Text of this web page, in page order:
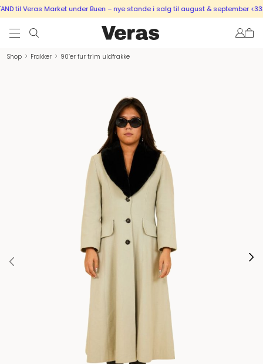
til Veras Market under Buen – nye stande i salg til august & september <333
Shop > Frakker > 90’er fur trim uldfrakke